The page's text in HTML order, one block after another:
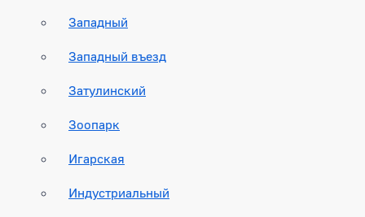
Западный
Западный въезд
Затулинский
Зоопарк
Игарская
Индустриальный